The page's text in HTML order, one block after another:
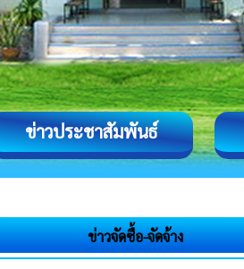
ข่าวประชาสัมพันธ์
ข่าวจัดซื้อ-จัดจ้าง